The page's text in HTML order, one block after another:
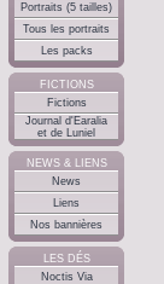
Portraits (5 tailles)
Tous les portraits
Les packs
FICTIONS
Fictions
Journal d'Earalia
et de Luniel
NEWS & LIENS
News
Liens
Nos bannières
LES DÉS
Noctis Via